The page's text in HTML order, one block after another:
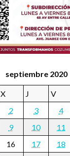
septiembre 2020
X J V
2 3 4
9 10 11
16 17 18